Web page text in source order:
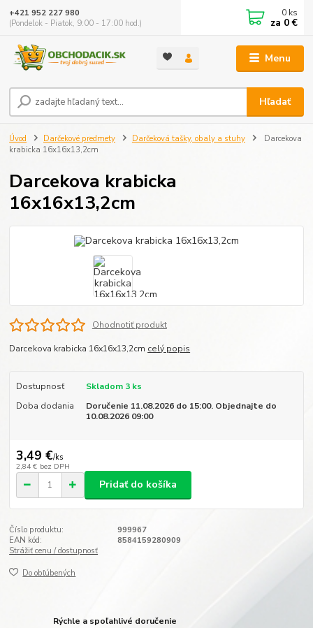
Menu
Hľadať
+421 952 227 980
(Pondelok - Piatok, 9:00 - 17:00 hod.)
0 ks
za 0 €
Úvod Darčekové predmety Darčeková tašky, obaly a stuhy
Darcekova
krabicka 16x16x13,2cm
Darcekova krabicka
16x16x13,2cm
Ohodnotiť produkt
Darcekova krabicka 16x16x13,2cm celý popis
Dostupnosť
Skladom 3 ks
Doba dodania
Doručenie 11.08.2026 do 15:00. Objednajte do
10.08.2026 09:00
3,49 €/ks
2,84 € bez DPH
Pridať do košíka
Číslo produktu:
999967
EAN kód:
8584159280909
Strážiť cenu / dostupnosť
Do obľúbených
Rýchle a spoľahlivé doručenie